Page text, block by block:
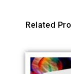
Related